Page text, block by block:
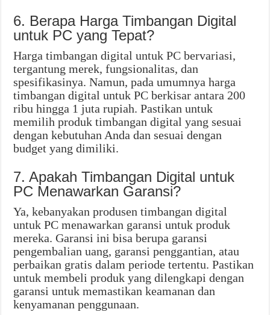
6. Berapa Harga Timbangan Digital
untuk PC yang Tepat?
Harga timbangan digital untuk PC bervariasi,
tergantung merek, fungsionalitas, dan
spesifikasinya. Namun, pada umumnya harga
timbangan digital untuk PC berkisar antara 200
ribu hingga 1 juta rupiah. Pastikan untuk
memilih produk timbangan digital yang sesuai
dengan kebutuhan Anda dan sesuai dengan
budget yang dimiliki.
7. Apakah Timbangan Digital untuk
PC Menawarkan Garansi?
Ya, kebanyakan produsen timbangan digital
untuk PC menawarkan garansi untuk produk
mereka. Garansi ini bisa berupa garansi
pengembalian uang, garansi penggantian, atau
perbaikan gratis dalam periode tertentu. Pastikan
untuk membeli produk yang dilengkapi dengan
garansi untuk memastikan keamanan dan
kenyamanan penggunaan.